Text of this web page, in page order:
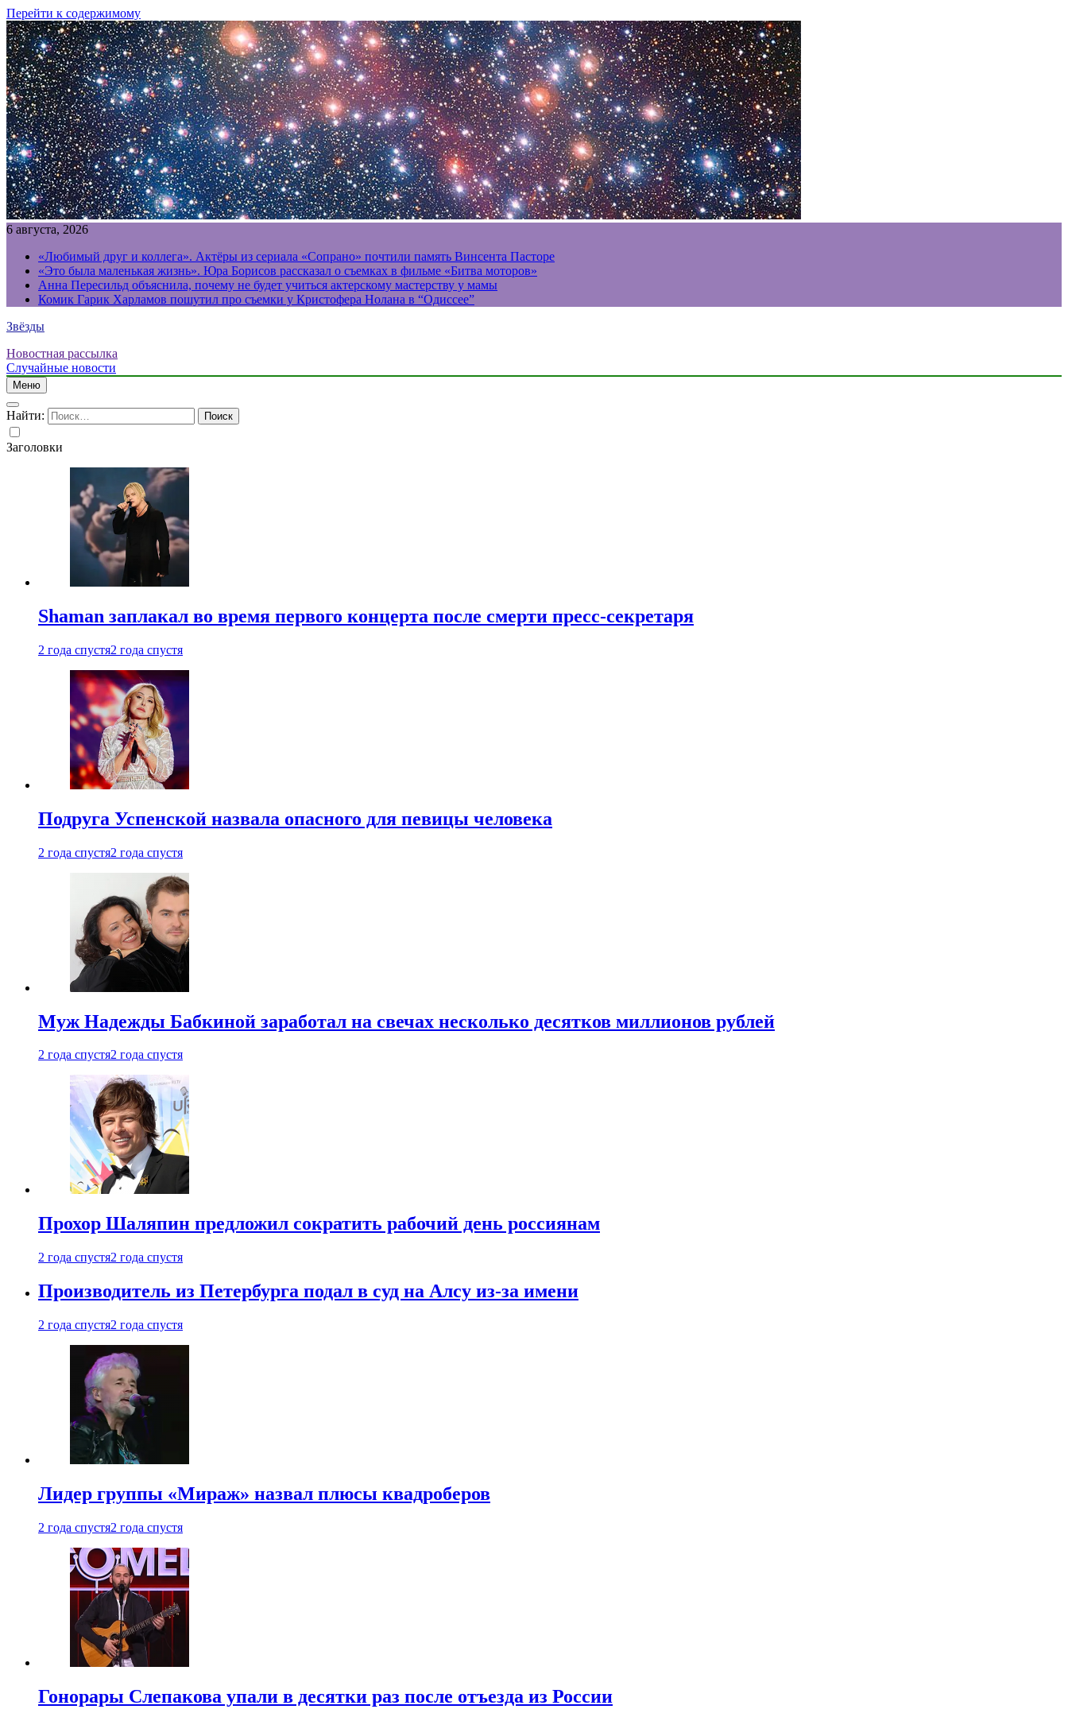
Перейти к содержимому
6 августа, 2026
«Любимый друг и коллега». Актёры из сериала «Сопрано» почтили память Винсента Пасторе
«Это была маленькая жизнь». Юра Борисов рассказал о съемках в фильме «Битва моторов»
Анна Пересильд объяснила, почему не будет учиться актерскому мастерству у мамы
Комик Гарик Харламов пошутил про съемки у Кристофера Нолана в “Одиссее”
Звёзды
Новостная рассылка
Случайные новости
Меню
Найти:
Заголовки
Shaman заплакал во время первого концерта после смерти пресс-секретаря
2 года спустя2 года спустя
Подруга Успенской назвала опасного для певицы человека
2 года спустя2 года спустя
Муж Надежды Бабкиной заработал на свечах несколько десятков миллионов рублей
2 года спустя2 года спустя
Прохор Шаляпин предложил сократить рабочий день россиянам
2 года спустя2 года спустя
Производитель из Петербурга подал в суд на Алсу из-за имени
2 года спустя2 года спустя
Лидер группы «Мираж» назвал плюсы квадроберов
2 года спустя2 года спустя
Гонорары Слепакова упали в десятки раз после отъезда из России